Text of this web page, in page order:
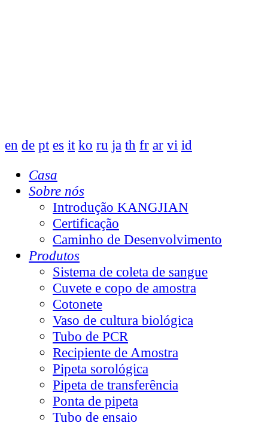
en de pt es it ko ru ja th fr ar vi id
Casa
Sobre nós
Introdução KANGJIAN
Certificação
Caminho de Desenvolvimento
Produtos
Sistema de coleta de sangue
Cuvete e copo de amostra
Cotonete
Vaso de cultura biológica
Tubo de PCR
Recipiente de Amostra
Pipeta sorológica
Pipeta de transferência
Ponta de pipeta
Tubo de ensaio